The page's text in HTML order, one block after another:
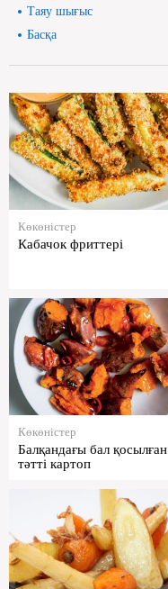
Таяу шығыс
Басқа
Көкөністер
Кабачок фриттері
Көкөністер
Балқандағы бал қосылған
тәтті картоп